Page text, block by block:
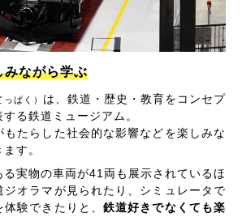
みながら学ぶ
っぱく） は、鉄道・歴史・教育をコンセプ
る鉄道ミュージアム。
たらした社会的な影響などを楽しみな
す。
実物の車両が41両も展示されているほ
ジオラマが見られたり、シミュレータで
験できたりと、 鉄道好きでなくても楽